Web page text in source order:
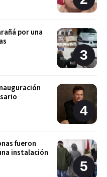
por una
fueron
instalación